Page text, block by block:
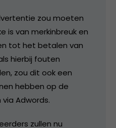
zou moeten
is van merkinbreuk en
tot het betalen van
hierbij fouten
zou dit ook een
hebben op de
Adwords.
zullen nu